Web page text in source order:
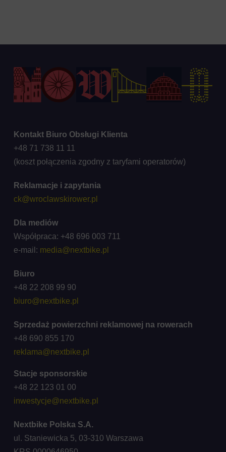
Kontakt Biuro Obsługi Klienta
+48 71 738 11 11
(koszt połączenia zgodny z taryfami operatorów)
Reklamacje i zapytania
ck@wroclawskirower.pl
Dla mediów
Współpraca: +48 696 003 711
e-mail: media@nextbike.pl
Biuro
+48 22 208 99 90
biuro@nextbike.pl
Sprzedaż powierzchni reklamowej na rowerach
+48 690 855 170
reklama@nextbike.pl
Stacje sponsorskie
+48 22 123 01 00
inwestycje@nextbike.pl
Nextbike Polska S.A.
ul. Staniewicka 5, 03-310 Warszawa